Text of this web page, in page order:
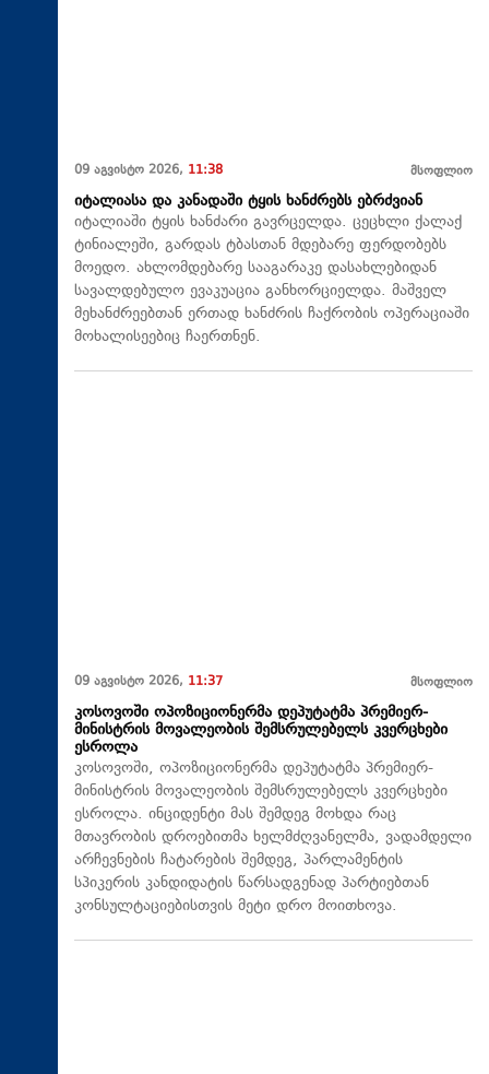
09 აგვისტო 2026, 11:38 მსოფლიო
იტალიასა და კანადაში ტყის ხანძრებს ებრძვიან
იტალიაში ტყის ხანძარი გავრცელდა. ცეცხლი ქალაქ
ტინიალეში, გარდას ტბასთან მდებარე ფერდობებს
მოედო. ახლომდებარე სააგარაკე დასახლებიდან
სავალდებულო ევაკუაცია განხორციელდა. მაშველ
მეხანძრეებთან ერთად ხანძრის ჩაქრობის ოპერაციაში
მოხალისეებიც ჩაერთნენ.
09 აგვისტო 2026, 11:37 მსოფლიო
კოსოვოში ოპოზიციონერმა დეპუტატმა პრემიერ-
მინისტრის მოვალეობის შემსრულებელს კვერცხები
ესროლა
კოსოვოში, ოპოზიციონერმა დეპუტატმა პრემიერ-
მინისტრის მოვალეობის შემსრულებელს კვერცხები
ესროლა. ინციდენტი მას შემდეგ მოხდა რაც
მთავრობის დროებითმა ხელმძღვანელმა, ვადამდელი
არჩევნების ჩატარების შემდეგ, პარლამენტის
სპიკერის კანდიდატის წარსადგენად პარტიებთან
კონსულტაციებისთვის მეტი დრო მოითხოვა.